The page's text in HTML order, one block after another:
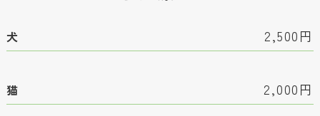
犬 2,500円
猫 2,000円